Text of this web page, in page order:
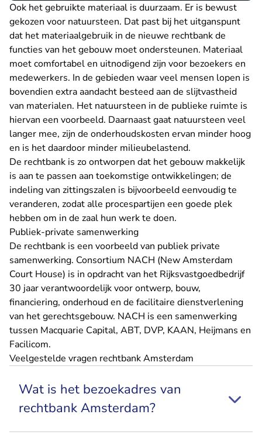
Ook het gebruikte materiaal is duurzaam. Er is bewust
gekozen voor natuursteen. Dat past bij het uitganspunt
dat het materiaalgebruik in de nieuwe rechtbank de
functies van het gebouw moet ondersteunen. Materiaal
moet comfortabel en uitnodigend zijn voor bezoekers en
medewerkers. In de gebieden waar veel mensen lopen is
bovendien extra aandacht besteed aan de slijtvastheid
van materialen. Het natuursteen in de publieke ruimte is
hiervan een voorbeeld. Daarnaast gaat natuursteen veel
langer mee, zijn de onderhoudskosten ervan minder hoog
en is het daardoor minder milieubelastend.
De rechtbank is zo ontworpen dat het gebouw makkelijk
is aan te passen aan toekomstige ontwikkelingen; de
indeling van zittingszalen is bijvoorbeeld eenvoudig te
veranderen, zodat alle procespartijen een goede plek
hebben om in de zaal hun werk te doen.
Publiek-private samenwerking
De rechtbank is een voorbeeld van publiek private
samenwerking. Consortium NACH (New Amsterdam
Court House) is in opdracht van het Rijksvastgoedbedrijf
30 jaar verantwoordelijk voor ontwerp, bouw,
financiering, onderhoud en de facilitaire dienstverlening
van het gerechtsgebouw. NACH is een samenwerking
tussen Macquarie Capital, ABT, DVP, KAAN, Heijmans en
Facilicom.
Veelgestelde vragen rechtbank Amsterdam
Wat is het bezoekadres van
rechtbank Amsterdam?